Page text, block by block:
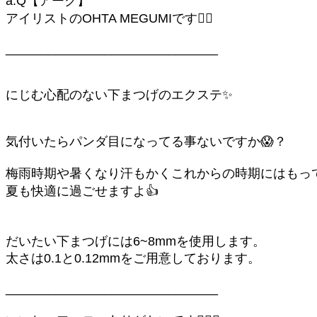
アイリストのOHTA MEGUMIです🙇‍♀️
にじむ心配のない下まつげのエクステ✨
気付いたらパンダ目になってる事ないですか😱？
梅雨時期や暑くなり汗もかくこれからの時期にはもっ
夏も快適に過ごせますよ👍
だいたい下まつげには6~8mmを使用します。
太さは0.1と0.12mmをご用意しております。